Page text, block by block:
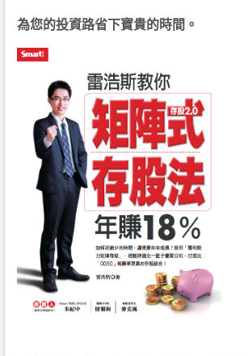
為您的投資路省下寶貴的時間。